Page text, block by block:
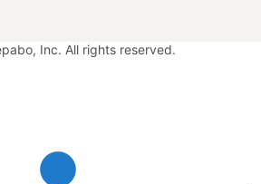
Inc. All rights reserved.